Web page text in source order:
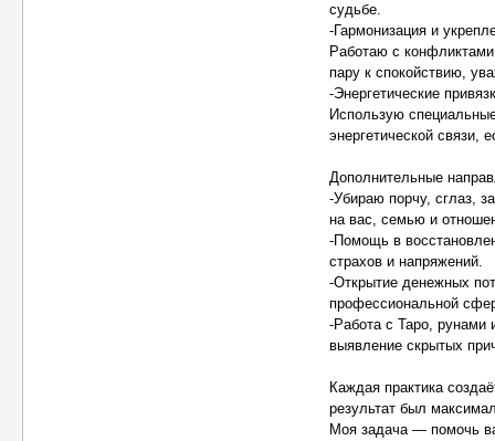
судьбе.
-Гармонизация и
Работаю с
пару к спокойствию,
-Энергетические
Использую
энергетической связи,
Дополнительные
-Убираю порчу, сглаз,
на вас, семью и
-Помощь в
страхов и напряжений.
-Открытие денежных
профессиональной
-Работа с Таро, рунами
выявление скрытых
Каждая практика
результат был
Моя задача — помочь